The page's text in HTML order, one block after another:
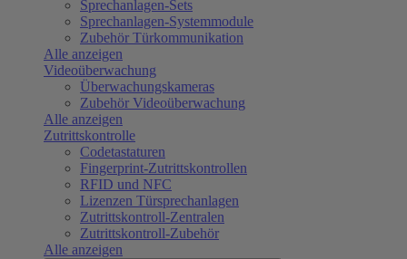
Sprechanlagen-Sets
Sprechanlagen-Systemmodule
Zubehör Türkommunikation
Alle anzeigen
Videoüberwachung
Überwachungskameras
Zubehör Videoüberwachung
Alle anzeigen
Zutrittskontrolle
Codetastaturen
Fingerprint-Zutrittskontrollen
RFID und NFC
Lizenzen Türsprechanlagen
Zutrittskontroll-Zentralen
Zutrittskontroll-Zubehör
Alle anzeigen